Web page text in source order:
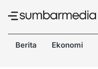
Berita Ekonomi